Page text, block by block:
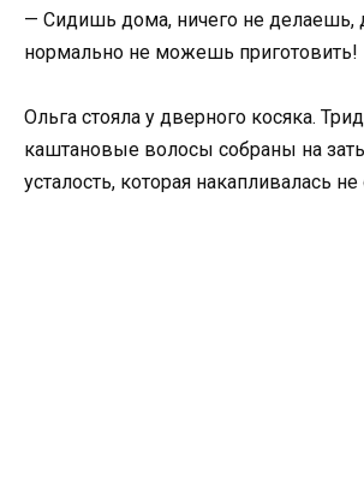
— Сидишь дома, ничего не делаешь,
нормально не можешь приготовить!
Ольга стояла у дверного косяка.
каштановые волосы собраны на
усталость, которая накапливалась не